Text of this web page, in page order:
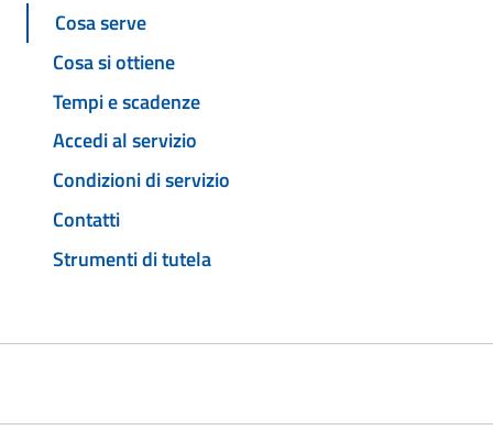
Cosa serve
Cosa si ottiene
Tempi e scadenze
Accedi al servizio
Condizioni di servizio
Contatti
Strumenti di tutela